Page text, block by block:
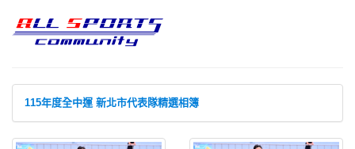
115年度全中運 新北市代表隊精選相簿